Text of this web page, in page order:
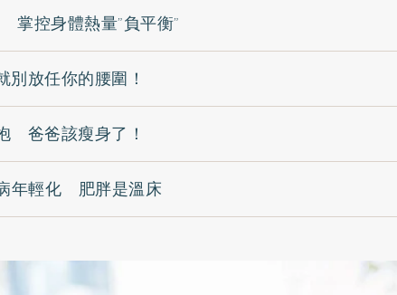
控身體熱量”負平衡”
放任你的腰圍！
爸爸該瘦身了！
年輕化 肥胖是溫床